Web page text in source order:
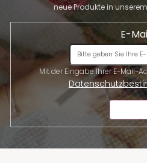
neue Produkte in
E-